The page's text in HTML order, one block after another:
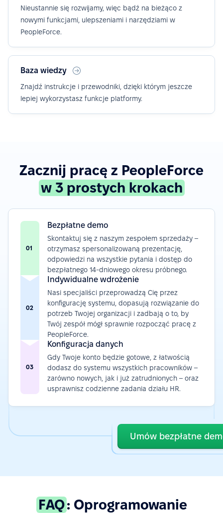
Nieustannie się rozwijamy, więc bądź na bieżąco z
nowymi funkcjami, ulepszeniami i narzędziami w
PeopleForce.
Baza wiedzy
Znajdź instrukcje i przewodniki, dzięki którym jeszcze
lepiej wykorzystasz funkcje platformy.
Zacznij pracę z PeopleForce
w 3 prostych krokach
01
Bezpłatne demo
Skontaktuj się z naszym zespołem sprzedaży –
otrzymasz spersonalizowaną prezentację,
odpowiedzi na wszystkie pytania i dostęp do
bezpłatnego 14-dniowego okresu próbnego.
02
Indywidualne wdrożenie
Nasi specjaliści przeprowadzą Cię przez
konfigurację systemu, dopasują rozwiązanie do
potrzeb Twojej organizacji i zadbają o to, by
Twój zespół mógł sprawnie rozpocząć pracę z
PeopleForce.
03
Konfiguracja danych
Gdy Twoje konto będzie gotowe, z łatwością
dodasz do systemu wszystkich pracowników –
zarówno nowych, jak i już zatrudnionych – oraz
usprawnisz codzienne zadania działu HR.
Umów bezpłatne
FAQ: Oprogramowanie